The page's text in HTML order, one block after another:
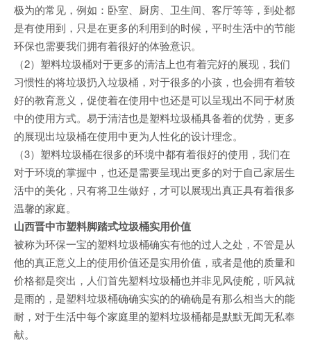
极为的常见，例如：卧室、厨房、卫生间、客厅等等，到处都
是有使用到，只是在更多的利用到的时候，平时生活中的节能
环保也需要我们拥有着很好的体验意识。
（2）塑料垃圾桶对于更多的清洁上也有着完好的展现，我们
习惯性的将垃圾扔入垃圾桶，对于很多的小孩，也会拥有着较
好的教育意义，促使着在使用中也还是可以呈现出不同于材质
中的使用方式。易于清洁也是塑料垃圾桶具备着的优势，更多
的展现出垃圾桶在使用中更为人性化的设计理念。
（3）塑料垃圾桶在很多的环境中都有着很好的使用，我们在
对于环境的掌握中，也还是需要呈现出更多的对于自己家居生
活中的美化，只有将卫生做好，才可以展现出真正具有着很多
温馨的家庭。
山西晋中市塑料脚踏式垃圾桶实用价值
被称为环保一宝的塑料垃圾桶确实有他的过人之处，不管是从
他的真正意义上的使用价值还是实用价值，或者是他的质量和
价格都是突出，人们首先塑料垃圾桶也并非见风使舵，听风就
是雨的，是塑料垃圾桶确确实实的的确确是有那么相当大的能
耐，对于生活中每个家庭里的塑料垃圾桶都是默默无闻无私奉
献。